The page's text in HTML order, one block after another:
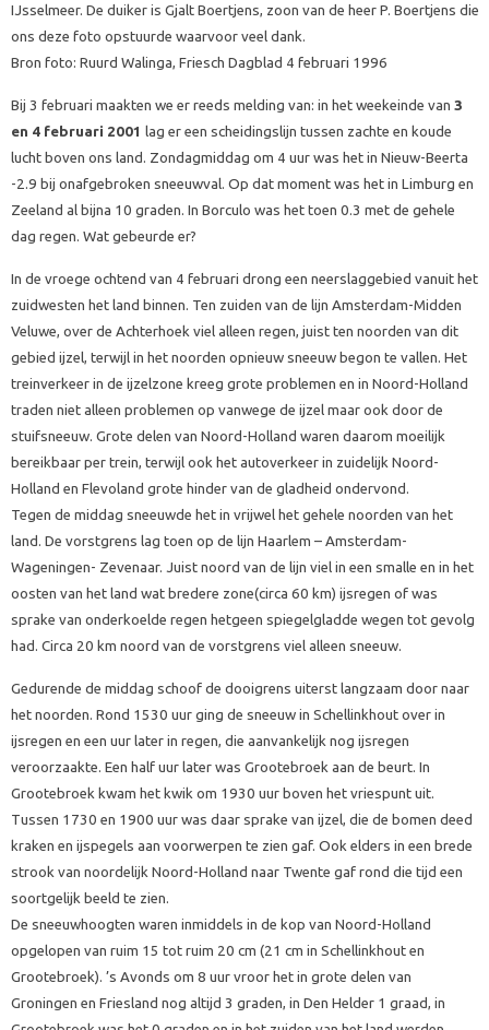
IJsselmeer. De duiker is Gjalt Boertjens, zoon van de heer P. Boertjens die
ons deze foto opstuurde waarvoor veel dank.
Bron foto: Ruurd Walinga, Friesch Dagblad 4 februari 1996
Bij 3 februari maakten we er reeds melding van: in het weekeinde van 3
en 4 februari 2001 lag er een scheidingslijn tussen zachte en koude
lucht boven ons land. Zondagmiddag om 4 uur was het in Nieuw-Beerta
-2.9 bij onafgebroken sneeuwval. Op dat moment was het in Limburg en
Zeeland al bijna 10 graden. In Borculo was het toen 0.3 met de gehele
dag regen. Wat gebeurde er?
In de vroege ochtend van 4 februari drong een neerslaggebied vanuit het
zuidwesten het land binnen. Ten zuiden van de lijn Amsterdam-Midden
Veluwe, over de Achterhoek viel alleen regen, juist ten noorden van dit
gebied ijzel, terwijl in het noorden opnieuw sneeuw begon te vallen. Het
treinverkeer in de ijzelzone kreeg grote problemen en in Noord-Holland
traden niet alleen problemen op vanwege de ijzel maar ook door de
stuifsneeuw. Grote delen van Noord-Holland waren daarom moeilijk
bereikbaar per trein, terwijl ook het autoverkeer in zuidelijk Noord-
Holland en Flevoland grote hinder van de gladheid ondervond.
Tegen de middag sneeuwde het in vrijwel het gehele noorden van het
land. De vorstgrens lag toen op de lijn Haarlem – Amsterdam-
Wageningen- Zevenaar. Juist noord van de lijn viel in een smalle en in het
oosten van het land wat bredere zone(circa 60 km) ijsregen of was
sprake van onderkoelde regen hetgeen spiegelgladde wegen tot gevolg
had. Circa 20 km noord van de vorstgrens viel alleen sneeuw.
Gedurende de middag schoof de dooigrens uiterst langzaam door naar
het noorden. Rond 1530 uur ging de sneeuw in Schellinkhout over in
ijsregen en een uur later in regen, die aanvankelijk nog ijsregen
veroorzaakte. Een half uur later was Grootebroek aan de beurt. In
Grootebroek kwam het kwik om 1930 uur boven het vriespunt uit.
Tussen 1730 en 1900 uur was daar sprake van ijzel, die de bomen deed
kraken en ijspegels aan voorwerpen te zien gaf. Ook elders in een brede
strook van noordelijk Noord-Holland naar Twente gaf rond die tijd een
soortgelijk beeld te zien.
De sneeuwhoogten waren inmiddels in de kop van Noord-Holland
opgelopen van ruim 15 tot ruim 20 cm (21 cm in Schellinkhout en
Grootebroek). ’s Avonds om 8 uur vroor het in grote delen van
Groningen en Friesland nog altijd 3 graden, in Den Helder 1 graad, in